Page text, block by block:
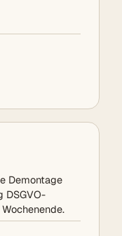
Demontage
DSGVO-